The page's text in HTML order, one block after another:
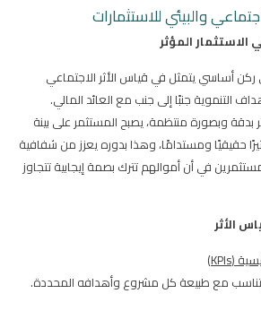
والبيئي للاستثمارات
المؤثر
ركن أساسي يتمثل في قياس الأثر الاجتماعي
التنموية جنبًا إلى جنب مع العائد المالي.
بدقة وبصورة منتظمة، يصبح المستثمر على بينة
حقيقيًا ومستدامًا، وهذا بدوره يعزز من شفافية
في أن أموالهم تترك بصمة إيجابية تتجاوز
الأثر
(
KPIs
)
مع طبيعة كل مشروع وأهدافه المحددة.